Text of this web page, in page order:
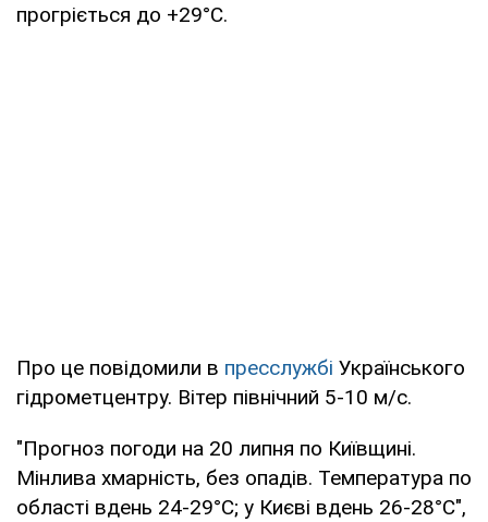
прогріється до +29°С.
Про це повідомили в пресслужбі Українського
гідрометцентру. Вітер північний 5-10 м/с.
"Прогноз погоди на 20 липня по Київщині.
Мінлива хмарність, без опадів. Температура по
області вдень 24-29°С; у Києві вдень 26-28°С",